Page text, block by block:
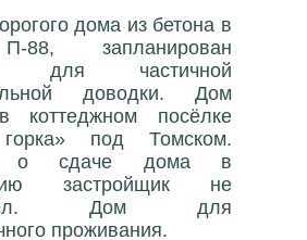
дома из бетона в
88, запланирован
для частичной
доводки. Дом
коттеджном посёлке
под Томском.
о сдаче дома в
застройщик не
Дом для
проживания.